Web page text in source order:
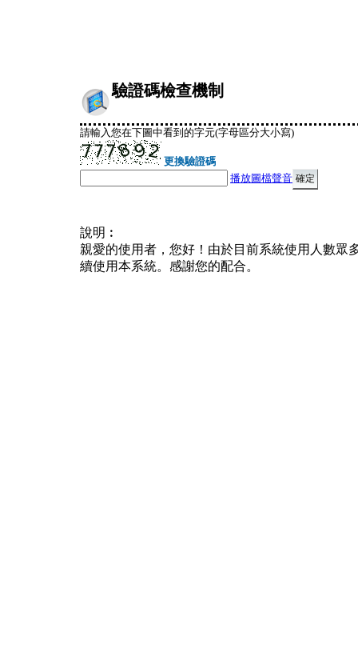
驗證碼檢查機制
請輸入您在下圖中看到的字元(字母區分大小寫)
更換驗證碼
播放圖檔聲音
說明︰
親愛的使用者，您好！由於目前系統使用人數眾
續使用本系統。感謝您的配合。